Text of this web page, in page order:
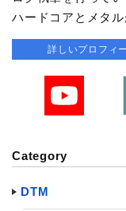
ハードコアとメタル
詳しいプロフィ
Category
DTM